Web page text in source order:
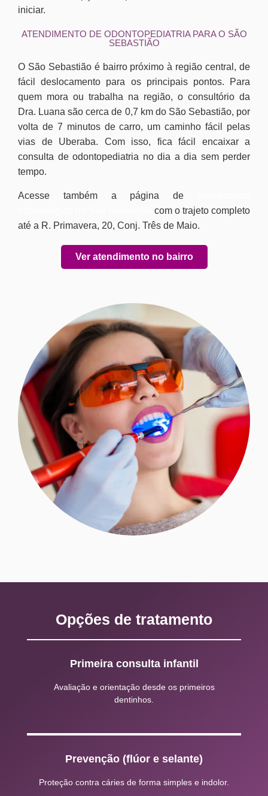
iniciar.
ATENDIMENTO DE ODONTOPEDIATRIA PARA O SÃO
SEBASTIÃO
O São Sebastião é bairro próximo à região central, de
fácil deslocamento para os principais pontos. Para
quem mora ou trabalha na região, o consultório da
Dra. Luana são cerca de 0,7 km do São Sebastião, por
volta de 7 minutos de carro, um caminho fácil pelas
vias de Uberaba. Com isso, fica fácil encaixar a
consulta de odontopediatria no dia a dia sem perder
tempo.
Acesse também a página de
com o trajeto completo
até a R. Primavera, 20, Conj. Três de Maio.
Ver atendimento no bairro
Opções de tratamento
Primeira consulta infantil
Avaliação e orientação desde os primeiros
dentinhos.
Prevenção (flúor e selante)
Proteção contra cáries de forma simples e indolor.